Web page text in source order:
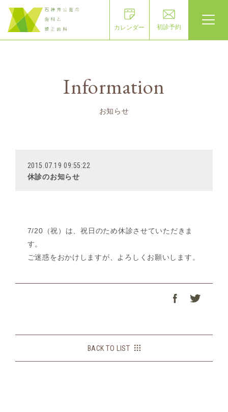
カレンダー 初診予約
Information
お知らせ
2015.07.19 09:55:22
休診のお知らせ
7/20（祝）は、祝日のため休診させていただきま
す。
ご迷惑をおかけしますが、よろしくお願いします。
BACK TO LIST